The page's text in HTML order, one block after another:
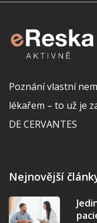
Poznání vlastní
lékařem – to už je
DE CERVANTES
Nejnovější